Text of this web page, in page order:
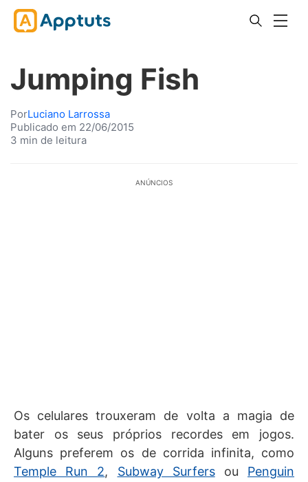
Jumping Fish
PorLuciano Larrossa
Publicado em 22/06/2015
3 min de leitura
ANÚNCIOS
Os celulares trouxeram de volta a magia de
bater os seus próprios recordes em jogos.
Alguns preferem os de corrida infinita, como
Temple Run 2, Subway Surfersou Penguin